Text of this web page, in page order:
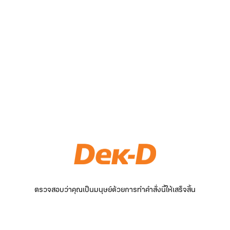
ตรวจสอบว่าคุณเป็นมนุษย์ด้วยการทำคำสั่งนี้ให้เสร็จสิ้น